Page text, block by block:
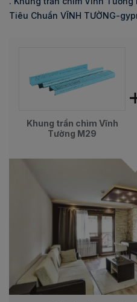
Tiêu Chuẩn VĨNH TƯỜNG-
Khung trần chìm Vĩnh
Tường M29